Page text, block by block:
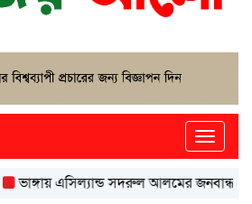
Toggle
এসিল্যান্ড সদরুল আলমের জনবান্ধব